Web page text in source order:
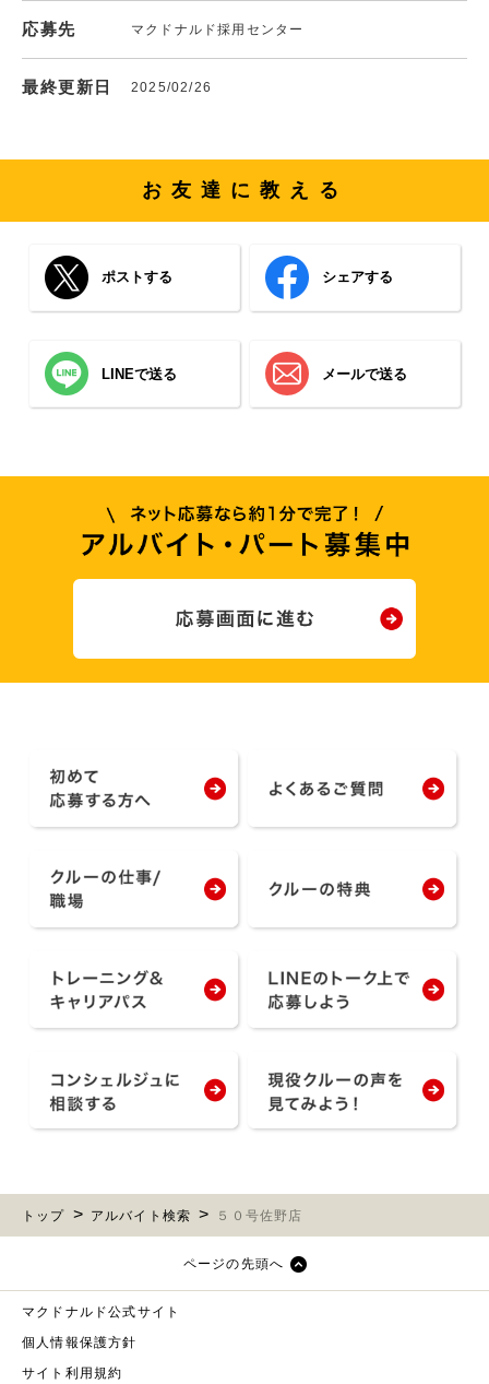
応募先 マクドナルド採用センター
最終更新日 2025/02/26
お友達に教える
ポストする シェアする
LINEで送る メールで送る
トップ アルバイト検索 ５０号佐野店
ページの先頭へ
マクドナルド公式サイト
個人情報保護方針
サイト利用規約